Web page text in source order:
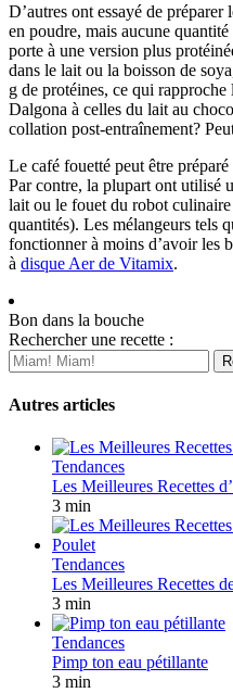
D’autres ont essayé de
en poudre, mais aucune
porte à une version plus
dans le lait ou la boisson de
g de protéines, ce qui
Dalgona à celles du lait au
collation post-entraînement?
Le café fouetté peut être
Par contre, la plupart ont utilisé
lait ou le fouet du robot
quantités). Les mélangeurs tels
fonctionner à moins d’avoir les
à disque Aer de Vitamix.
Bon dans la bouche
Rechercher une recette :
Autres articles
Tendances
Les Meilleures Recettes
3 min
Tendances
Les Meilleures Recettes
3 min
Tendances
Pimp ton eau pétillante
3 min